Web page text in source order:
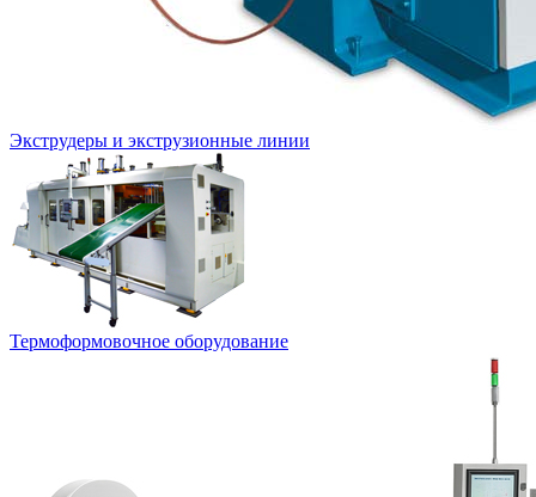
Экструдеры и экструзионные линии
Термоформовочное оборудование